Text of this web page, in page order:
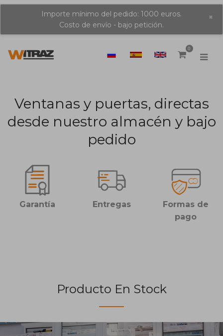
Importe mínimo del pedido: 1000 euros.
Costo de envío - bajo petición.
×
0
Ventanas y puertas, directas
desde nuestro almacén y bajo
pedido
Garantía Entregas
Formas de
pago
Producto En Stock